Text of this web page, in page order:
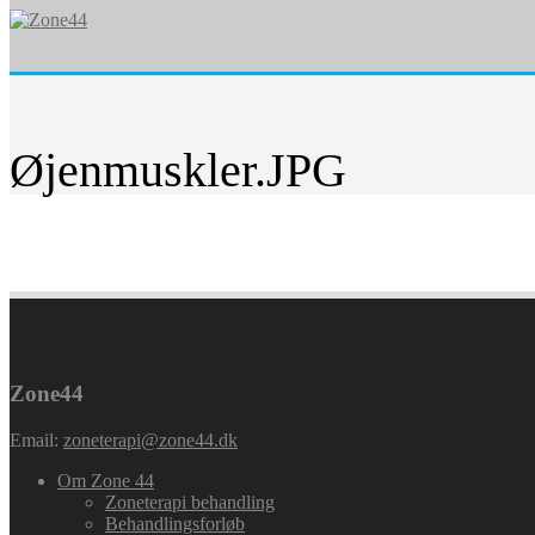
Øjenmuskler.JPG
Zone44
Email: zoneterapi@zone44.dk
Om Zone 44
Zoneterapi behandling
Behandlingsforløb